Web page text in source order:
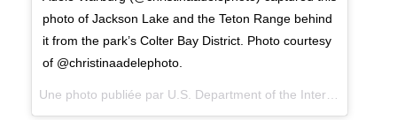
photo of Jackson Lake and the Teton Range behind
it from the park’s Colter Bay District. Photo courtesy
of @christinaadelephoto.